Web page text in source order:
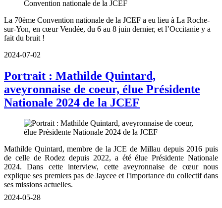
La 70ème Convention nationale de la JCEF a eu lieu à La Roche-
sur-Yon, en cœur Vendée, du 6 au 8 juin dernier, et l’Occitanie y a
fait du bruit !
2024-07-02
Portrait : Mathilde Quintard,
aveyronnaise de coeur, élue Présidente
Nationale 2024 de la JCEF
Mathilde Quintard, membre de la JCE de Millau depuis 2016 puis
de celle de Rodez depuis 2022, a été élue Présidente Nationale
2024. Dans cette interview, cette aveyronnaise de cœur nous
explique ses premiers pas de Jaycee et l'importance du collectif dans
ses missions actuelles.
2024-05-28